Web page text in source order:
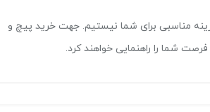
مناسبی برای شما نیستیم. جهت خرید پیچ و
شما را راهنمایی خواهند کرد.